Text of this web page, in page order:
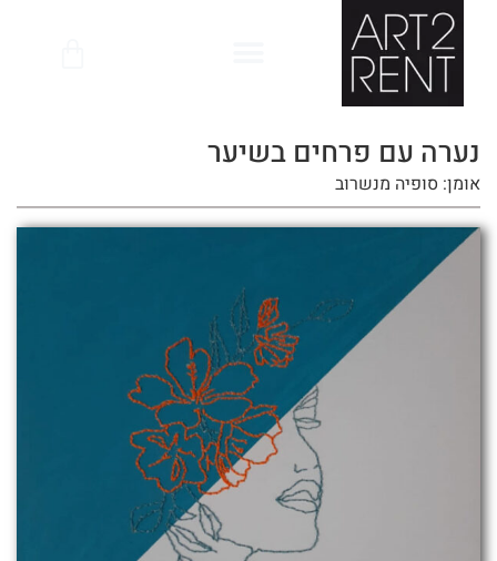
נערה עם פרחים בשיער
אומן: סופיה מנשרוב